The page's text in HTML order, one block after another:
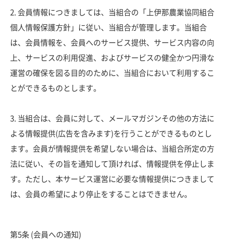
2. 会員情報につきましては、当組合の「上伊那農業協同組合
個人情報保護方針」に従い、当組合が管理します。当組合
は、会員情報を、会員へのサービス提供、サービス内容の向
上、サービスの利用促進、およびサービスの健全かつ円滑な
運営の確保を図る目的のために、当組合において利用するこ
とができるものとします。
3. 当組合は、会員に対して、メールマガジンその他の方法に
よる情報提供(広告を含みます)を行うことができるものとし
ます。会員が情報提供を希望しない場合は、当組合所定の方
法に従い、その旨を通知して頂ければ、情報提供を停止しま
す。ただし、本サービス運営に必要な情報提供につきまして
は、会員の希望により停止をすることはできません。
第5条 (会員への通知)